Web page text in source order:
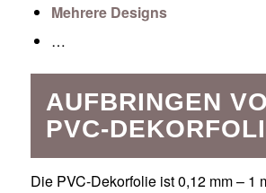
Mehrere Designs
…
AUFBRINGEN
PVC-
Die PVC-Dekorfolie ist 0,12 mm – 1